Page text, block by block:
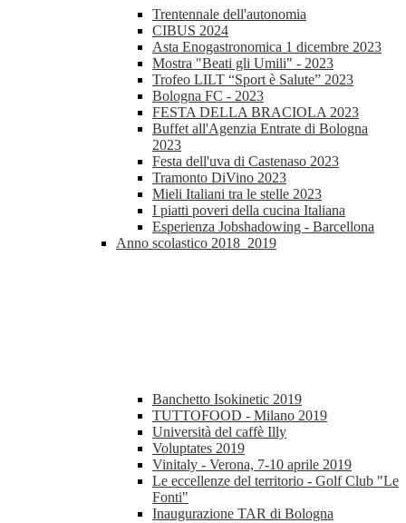
Trentennale dell'autonomia
CIBUS 2024
Asta Enogastronomica 1 dicembre 2023
Mostra "Beati gli Umili" - 2023
Trofeo LILT “Sport è Salute” 2023
Bologna FC - 2023
FESTA DELLA BRACIOLA 2023
Buffet all'Agenzia Entrate di Bologna
2023
Festa dell'uva di Castenaso 2023
Tramonto DiVino 2023
Mieli Italiani tra le stelle 2023
I piatti poveri della cucina Italiana
Esperienza Jobshadowing - Barcellona
Anno scolastico 2018_2019
Banchetto Isokinetic 2019
TUTTOFOOD - Milano 2019
Università del caffè Illy
Voluptates 2019
Vinitaly - Verona, 7-10 aprile 2019
Le eccellenze del territorio - Golf Club "Le
Fonti"
Inaugurazione TAR di Bologna